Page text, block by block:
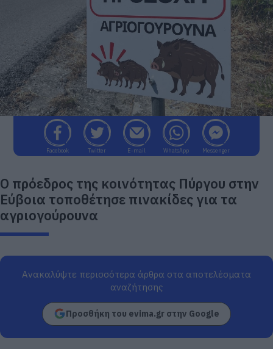
Facebook Twitter E-mail WhatsApp Messenger
Ο πρόεδρος της κοινότητας Πύργου στην
Εύβοια τοποθέτησε πινακίδες για τα
αγριογούρουνα
Ανακαλύψτε περισσότερα άρθρα στα αποτελέσματα
αναζήτησης
Προσθήκη του evima.gr στην Google